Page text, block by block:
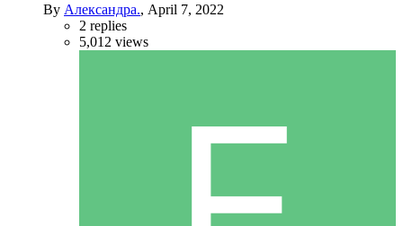
By Александра., April 7, 2022
2 replies
5,012 views